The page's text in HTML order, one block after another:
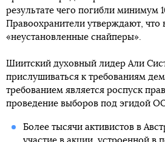
результате чего погибли минимум
Правоохранители утверждают, что
«неустановленные снайперы».
Шиитский духовный лидер Али
прислушиваться к требованиям
требованием является роспуск
проведение выборов под эгидой
Более тысячи активистов в